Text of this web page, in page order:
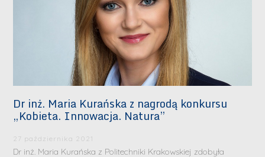
Dr inż. Maria Kurańska z nagrodą konkursu
„Kobieta. Innowacja. Natura”
27 października 2021
Dr inż. Maria Kurańska z Politechniki Krakowskiej zdobyła